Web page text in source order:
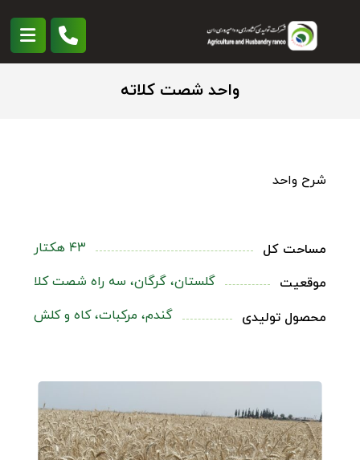
واحد شصت کلاته
شرح واحد
مساحت کل ۴۳ هکتار
موقعیت گلستان، گرگان، سه راه شصت کلا
محصول تولیدی گندم، مرکبات، کاه و کلش